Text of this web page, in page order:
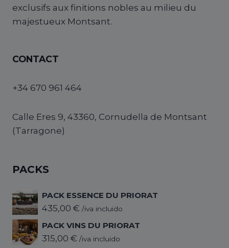
exclusifs aux finitions nobles au milieu du
majestueux Montsant.
CONTACT
+34 670 961 464
Calle Eres 9, 43360, Cornudella de Montsant
(Tarragone)
PACKS
PACK ESSENCE DU PRIORAT
435,00 € /iva incluido
PACK VINS DU PRIORAT
315,00 € /iva incluido